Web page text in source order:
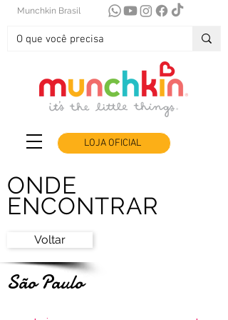
Munchkin Brasil
LOJA OFICIAL
ONDE
ENCONTRAR
Voltar
São Paulo